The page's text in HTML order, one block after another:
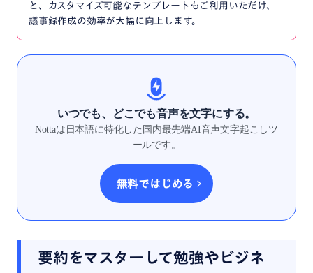
と、カスタマイズ可能なテンプレートもご利用いただけ、
議事録作成の効率が大幅に向上します。
いつでも、どこでも音声を文字にする。
Nottaは日本語に特化した国内最先端AI音声文字起こしツ
ールです。
無料ではじめる
要約をマスターして勉強やビジネ